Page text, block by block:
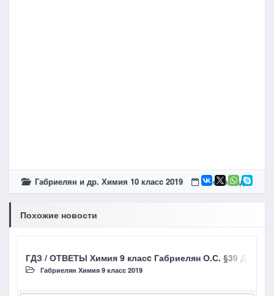
Габриелян и др. Химия 10 класc 2019 6 лет назад
Похожие новости
ГДЗ / ОТВЕТЫ Химия 9 класc Габриелян О.С. §39
Габриелян Химия 9 класc 2019